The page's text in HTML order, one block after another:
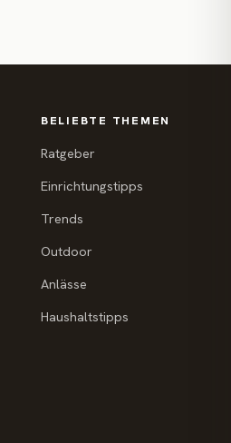
BELIEBTE THEMEN
Ratgeber
Einrichtungstipps
Trends
Outdoor
Anlässe
Haushaltstipps